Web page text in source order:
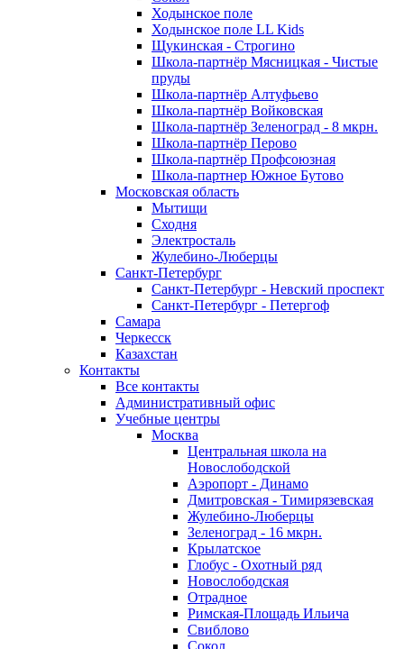
Ходынское поле
Ходынское поле LL Kids
Щукинская - Строгино
Школа-партнёр Мясницкая - Чистые
пруды
Школа-партнёр Алтуфьево
Школа-партнёр Войковская
Школа-партнёр Зеленоград - 8 мкрн.
Школа-партнёр Перово
Школа-партнёр Профсоюзная
Школа-партнер Южное Бутово
Московская область
Мытищи
Сходня
Электросталь
Жулебино-Люберцы
Санкт-Петербург
Санкт-Петербург - Невский проспект
Санкт-Петербург - Петергоф
Самара
Черкесск
Казахстан
Контакты
Все контакты
Административный офис
Учебные центры
Москва
Центральная школа на
Новослободской
Аэропорт - Динамо
Дмитровская - Тимирязевская
Жулебино-Люберцы
Зеленоград - 16 мкрн.
Крылатское
Глобус - Охотный ряд
Новослободская
Отрадное
Римская-Площадь Ильича
Свиблово
Сокол